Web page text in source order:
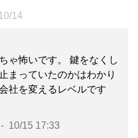
14
ゃ怖いです。 鍵をなくし
まっていたのかはわかり
社を変えるレベルです
10/15 17:33